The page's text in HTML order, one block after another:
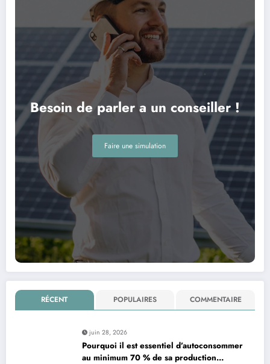
Besoin de parler a un conseiller !
Faire une simulation
RÉCENT POPULAIRES COMMENTAIRE
juin 28, 2026
Pourquoi il est essentiel d’autoconsommer
au minimum 70 % de sa production